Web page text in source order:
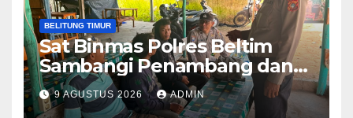
BELITUNG TIMUR
Sat Binmas Polres Beltim
Sambangi Penambang dan
Sampaikan Imbauan
Kamtibmas
9 AGUSTUS 2026 ADMIN